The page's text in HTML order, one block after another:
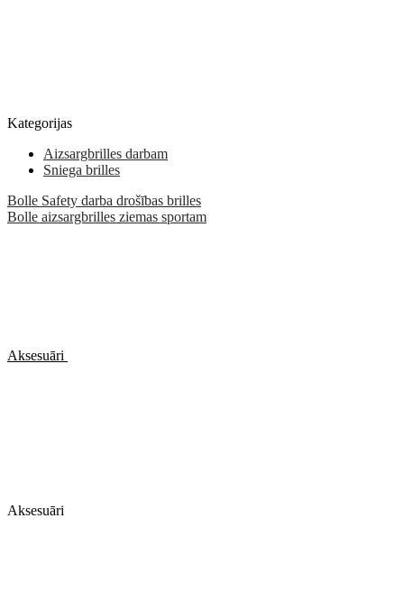
Kategorijas
Aizsargbrilles darbam
Sniega brilles
Bolle Safety darba drošības brilles
Bolle aizsargbrilles ziemas sportam
Aksesuāri
Aksesuāri